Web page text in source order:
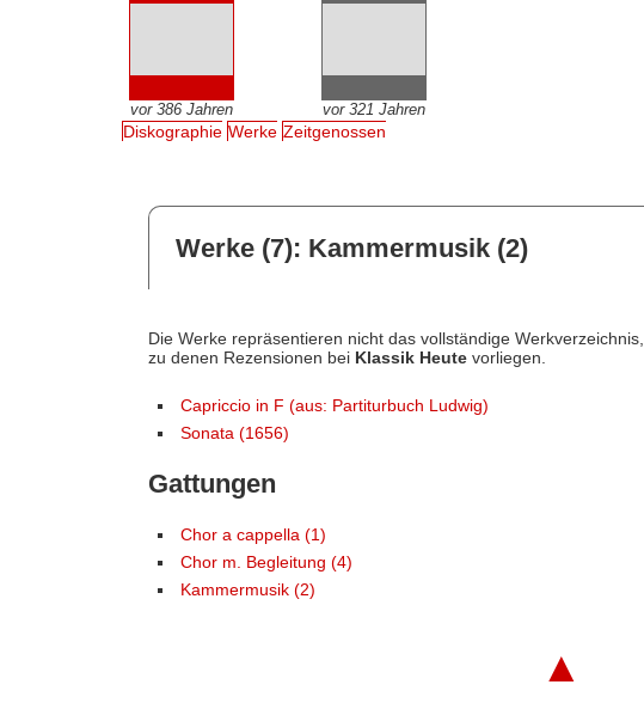
vor 386 Jahren vor 321 Jahren
Diskographie Werke Zeitgenossen
Werke (7): Kammermusik (2)
Die Werke repräsentieren nicht das vollständige
zu denen Rezensionen bei Klassik Heutevorliegen.
Capriccio in F (aus: Partiturbuch Ludwig)
Sonata (1656)
Gattungen
Chor a cappella (1)
Chor m. Begleitung (4)
Kammermusik (2)
▲